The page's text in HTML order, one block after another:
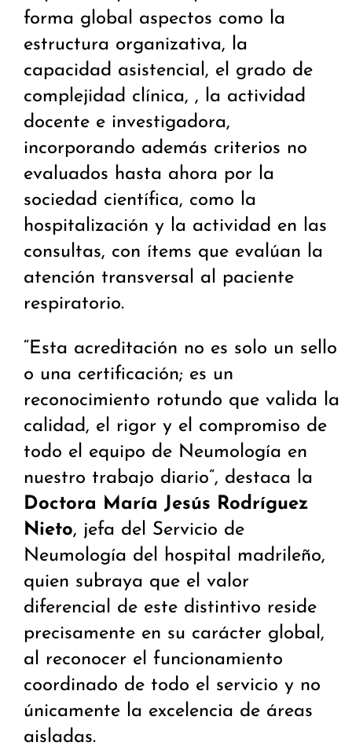
forma global aspectos como la
estructura organizativa, la
capacidad asistencial, el grado de
complejidad clínica, , la actividad
docente e investigadora,
incorporando además criterios no
evaluados hasta ahora por la
sociedad científica, como la
hospitalización y la actividad en las
consultas, con ítems que evalúan la
atención transversal al paciente
respiratorio.
“Esta acreditación no es solo un sello
o una certificación; es un
reconocimiento rotundo que valida la
calidad, el rigor y el compromiso de
todo el equipo de Neumología en
nuestro trabajo diario”, destaca la
Doctora María Jesús Rodríguez
Nieto, jefa del Servicio de
Neumología del hospital madrileño,
quien subraya que el valor
diferencial de este distintivo reside
precisamente en su carácter global,
al reconocer el funcionamiento
coordinado de todo el servicio y no
únicamente la excelencia de áreas
aisladas.